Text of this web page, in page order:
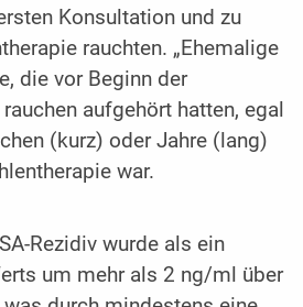
Konsultation und zu
rauchten. „Ehemalige
die vor Beginn der
aufgehört hatten, egal
(kurz) oder Jahre (lang)
war.
Rezidiv wurde als ein
um mehr als 2 ng/ml über